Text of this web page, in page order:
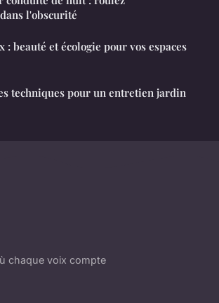
l'obscurité
: beauté et écologie pour vos espaces
techniques pour un entretien jardin
chaque voix compte